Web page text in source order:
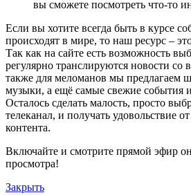
вы сможете посмотреть что-то
Если вы хотите всегда быть в курсе
происходят в мире, то наш ресурс –
Так как на сайте есть возможность
регулярно транслируются новости со
также для меломанов мы предлагаем
музыки, а ещё самые свежие события
Осталось сделать малость, просто
телеканал, и получать удовольствие
контента.
Включайте и смотрите прямой эфир
просмотра!
Закрыть